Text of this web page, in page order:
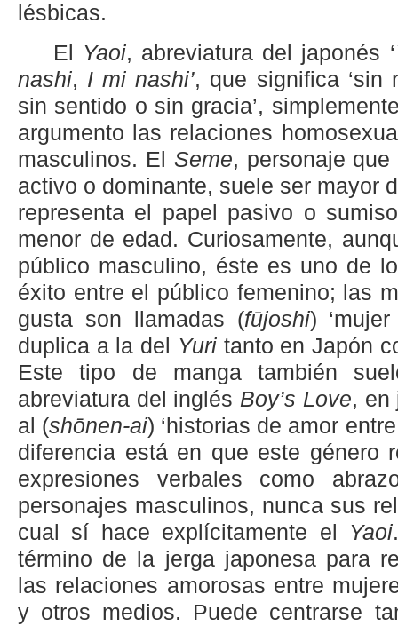
lésbicas.
El Yaoi, abreviatura del japonés ‘
nashi, I mi nashi’, que significa ‘sin
sin sentido o sin gracia’,
argumento las relaciones
masculinos. El Seme, personaje
activo o dominante, suele ser mayor
representa el papel pasivo o
menor de edad. Curiosamente,
público masculino, éste es uno de
éxito entre el público femenino; las
gusta son llamadas (fūjoshi)
duplica a la del Yuritanto en Japón
Este tipo de manga también
abreviatura del inglés Boy’s Love, en
al (shōnen-ai) ‘historias de amor
diferencia está en que este género
expresiones verbales como
personajes masculinos, nunca sus
cual sí hace explícitamente el Yaoi
término de la jerga japonesa para
las relaciones amorosas entre
y otros medios. Puede centrarse